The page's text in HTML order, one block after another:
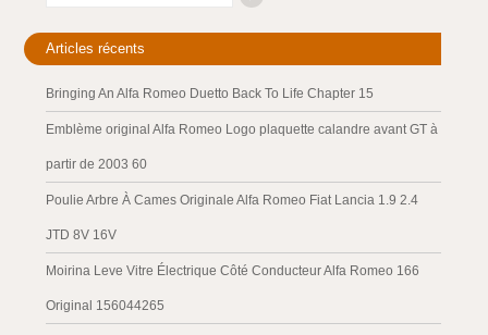
Articles récents
Bringing An Alfa Romeo Duetto Back To Life Chapter 15
Emblème original Alfa Romeo Logo plaquette calandre avant GT à
partir de 2003 60
Poulie Arbre À Cames Originale Alfa Romeo Fiat Lancia 1.9 2.4
JTD 8V 16V
Moirina Leve Vitre Électrique Côté Conducteur Alfa Romeo 166
Original 156044265